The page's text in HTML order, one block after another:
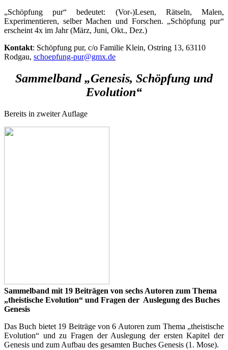
„Schöpfung pur“ bedeutet: (Vor-)Lesen, Rätseln, Malen,
Experimentieren, selber Machen und Forschen. „Schöpfung pur“
erscheint 4x im Jahr (März, Juni, Okt., Dez.)
Kontakt: Schöpfung pur, c/o Familie Klein, Ostring 13, 63110
Rodgau, schoepfung-pur@gmx.de
Sammelband „Genesis, Schöpfung und
Evolution“
Bereits in zweiter Auflage
Sammelband mit 19 Beiträgen von sechs Autoren zum Thema
„theistische Evolution“ und Fragen der Auslegung des Buches
Genesis
Das Buch bietet 19 Beiträge von 6 Autoren zum Thema „theistische
Evolution“ und zu Fragen der Auslegung der ersten Kapitel der
Genesis und zum Aufbau des gesamten Buches Genesis (1. Mose).